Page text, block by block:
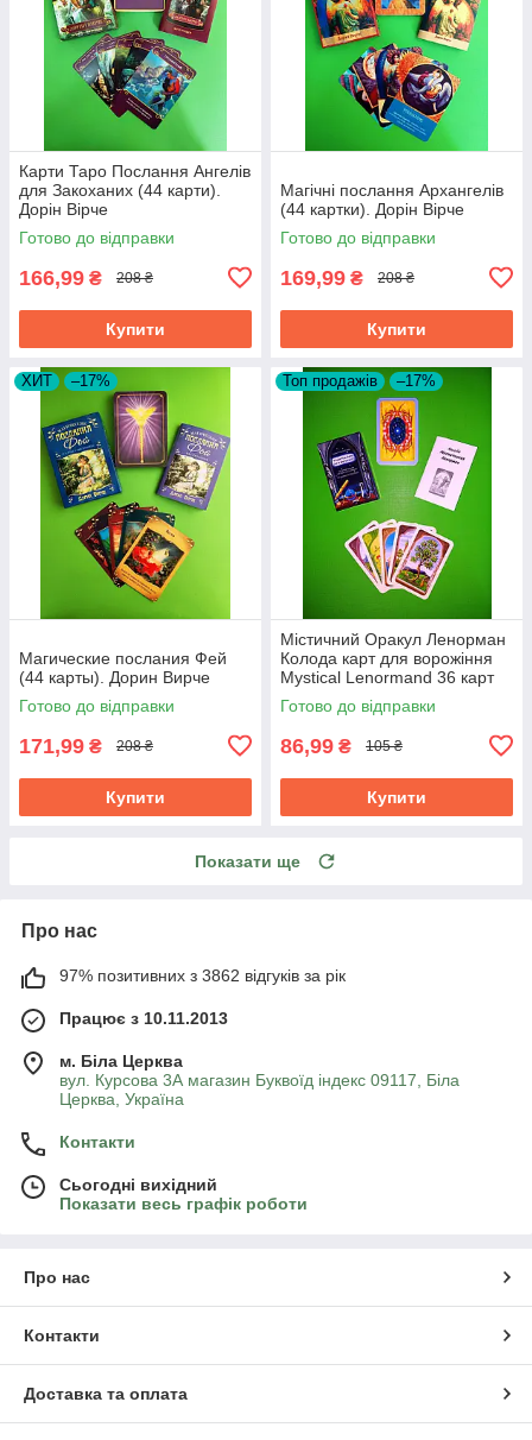
Карти Таро Послання Ангелів
для Закоханих (44 карти).
Дорін Вірче
Готово до відправки
166,99 ₴ 208 ₴
Купити
Магічні послання Архангелів
(44 картки). Дорін Вірче
Готово до відправки
169,99 ₴ 208 ₴
Купити
ХИТ –17%
Магические послания Фей
(44 карты). Дорин Вирче
Готово до відправки
171,99 ₴ 208 ₴
Купити
Топ продажів –17%
Містичний Оракул Ленорман
Колода карт для ворожіння
Mystical Lenormand 36 карт
Готово до відправки
86,99 ₴ 105 ₴
Купити
Показати ще
Про нас
97% позитивних з 3862 відгуків за рік
Працює з 10.11.2013
м. Біла Церква
вул. Курсова 3А магазин Буквоїд індекс 09117, Біла
Церква, Україна
Контакти
Сьогодні вихідний
Показати весь графік роботи
Про нас
Контакти
Доставка та оплата